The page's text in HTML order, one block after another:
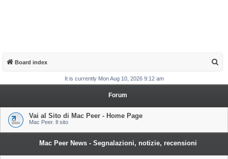
Board index
a
It is currently Mon Aug 10, 2026 9:12 am
Forum
Vai al Sito di Mac Peer - Home Page
Mac Peer. Il sito
Mac Peer News - Segnalazioni, notizie, recensioni